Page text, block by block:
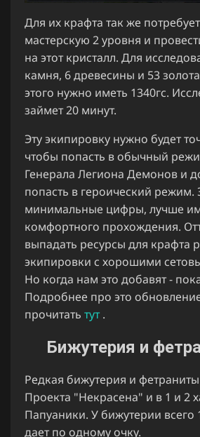
Для их крафта так же
мастерскую 2 уровня и
на этот кристалл. Для
камня, 6 древесины и 53
этого нужно иметь 1340гс.
займет 20 минут.
Эту экипировку нужно будет
чтобы попасть в обычный
Генерала Легиона Демонов и
попасть в героический режим.
минимальные цифры, лучше
комфортного прохождения.
выпадать ресурсы для крафта
экипировки с хорошими
Но когда нам это добавят -
Подробнее про это
прочитать тут .
Бижутерия и
Редкая бижутерия и
Проекта "Некрасена" и в 1 и 2
Папуаники. У бижутерии всего
дает по одному очку.